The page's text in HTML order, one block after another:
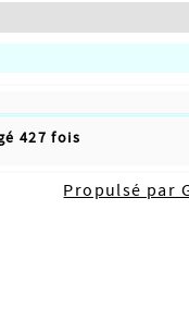
427 fois
Propulsé par